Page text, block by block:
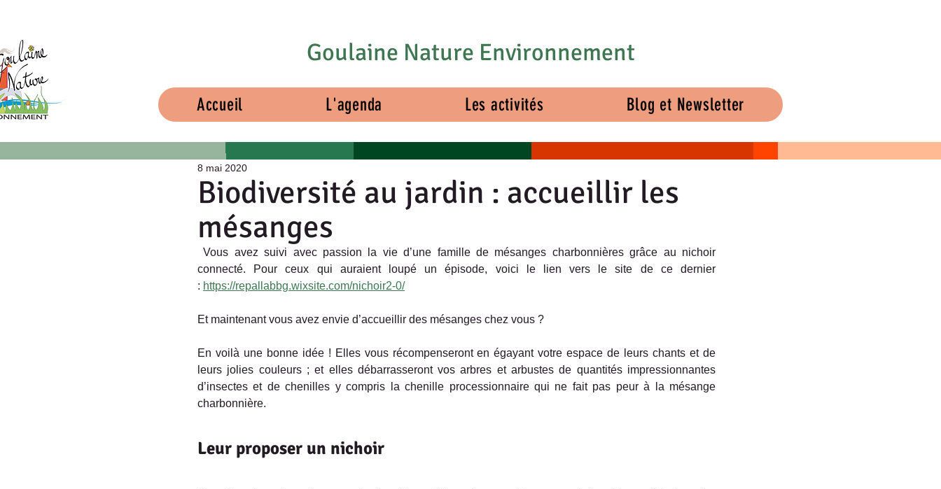
Goulaine Nature Environnement
Accueil L'agenda Les activités Blog et Newsletter
Biodiversité au jardin : accueillir les
mésanges
8 mai 2020
Vous avez suivi avec passion la vie d’une famille de mésanges charbonnières grâce au nichoir
connecté. Pour ceux qui auraient loupé un épisode, voici le lien vers le site de ce dernier
: https://repallabbg.wixsite.com/nichoir2-0/
Et maintenant vous avez envie d’accueillir des mésanges chez vous ?
En voilà une bonne idée ! Elles vous récompenseront en égayant votre espace de leurs chants et de
leurs jolies couleurs ; et elles débarrasseront vos arbres et arbustes de quantités impressionnantes
d’insectes et de chenilles y compris la chenille processionnaire qui ne fait pas peur à la mésange
charbonnière.
Leur proposer un nichoir